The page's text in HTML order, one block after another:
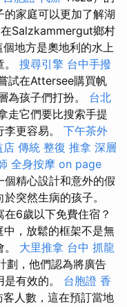
家庭可以更加了解湖
Salzkammergut鄉村
個地方是奧地利的水上
搜尋引擎 台中手撥
試在Attersee購買帆
為孩子們打扮。 台北
走它們要比搜索手提
更容易。 下午茶外
傳統 整復 推拿 深層
全身按摩 on page
精心設計和意外的假
突然生病的孩子。
6歲以下免費住宿？
中，放鬆的框架不是無
大里推拿 台中 抓龍
劃，他們認為將廣告
有效的。 台胞證 香
人數，這在預訂當地